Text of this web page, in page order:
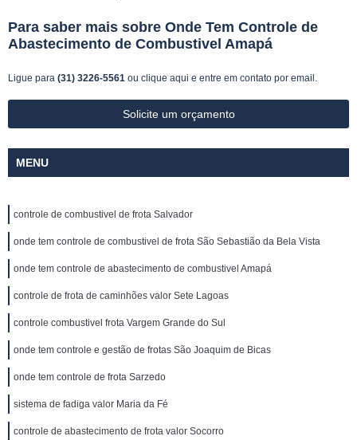
Para saber mais sobre Onde Tem Controle de
Abastecimento de Combustivel Amapá
Ligue para (31) 3226-5561 ou clique aqui e entre em contato por email.
Solicite um orçamento
MENU
controle de combustivel de frota Salvador
onde tem controle de combustivel de frota São Sebastião da Bela Vista
onde tem controle de abastecimento de combustivel Amapá
controle de frota de caminhões valor Sete Lagoas
controle combustivel frota Vargem Grande do Sul
onde tem controle e gestão de frotas São Joaquim de Bicas
onde tem controle de frota Sarzedo
sistema de fadiga valor Maria da Fé
controle de abastecimento de frota valor Socorro